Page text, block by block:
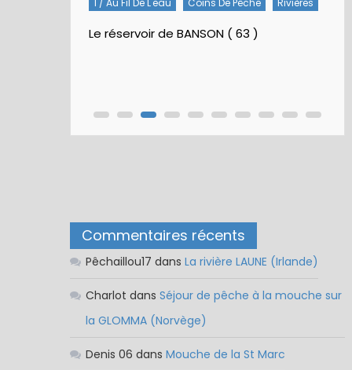
Le réservoir de BANSON ( 63 )
Commentaires récents
Pêchaillou17 dans La rivière LAUNE (Irlande)
Charlot dans Séjour de pêche à la mouche sur
la GLOMMA (Norvège)
Denis 06 dans Mouche de la St Marc